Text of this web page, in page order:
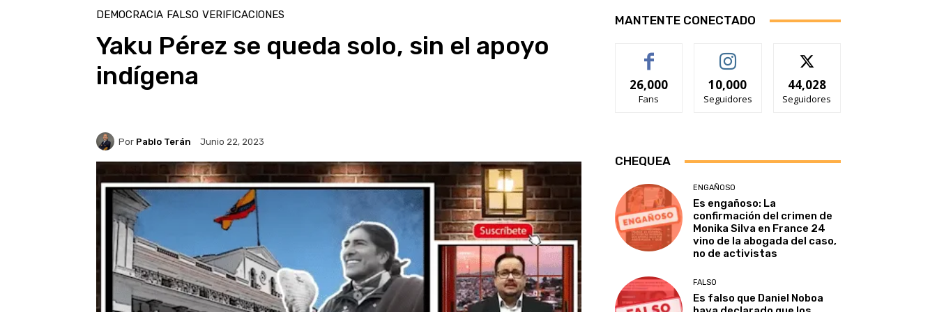
DEMOCRACIA FALSO VERIFICACIONES
Yaku Pérez se queda solo, sin el apoyo
indígena
Por Pablo Terán Junio 22, 2023
MANTENTE CONECTADO
26,000
Fans
10,000
Seguidores
44,028
Seguidores
CHEQUEA
ENGAÑOSO
Es engañoso: La
confirmación del crimen de
Monika Silva en France 24
vino de la abogada del caso,
no de activistas
FALSO
Es falso que Daniel Noboa